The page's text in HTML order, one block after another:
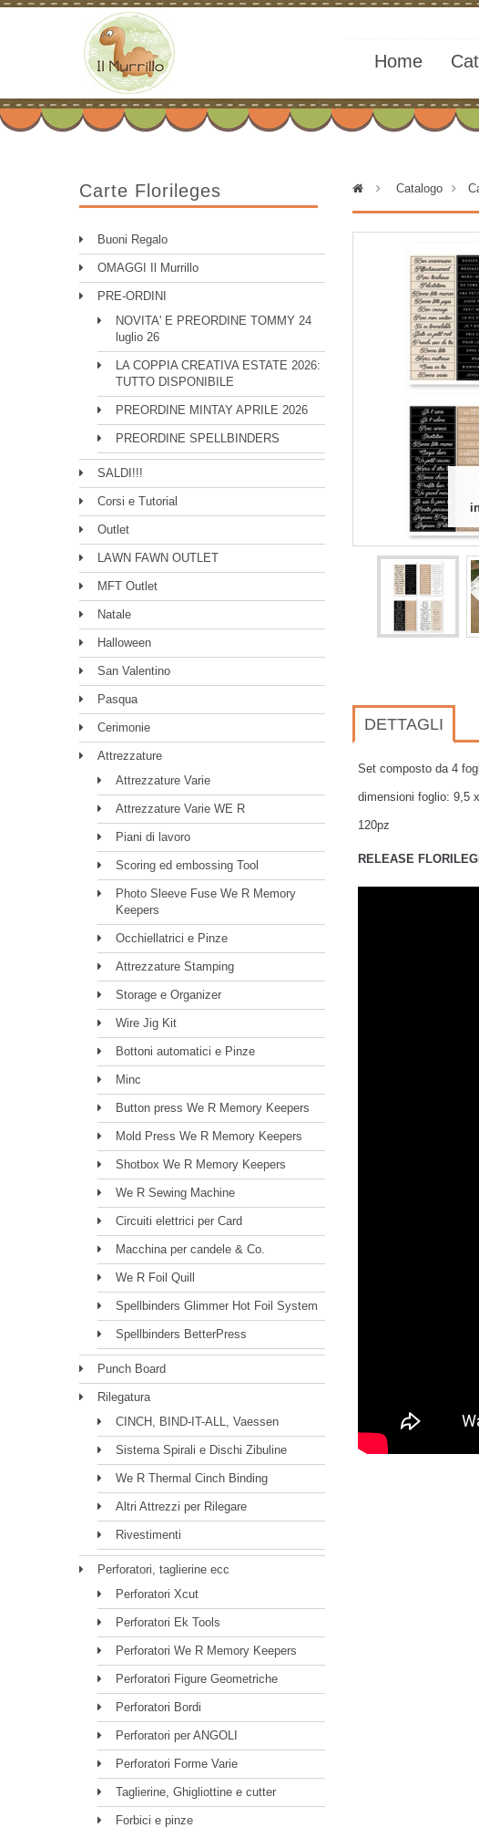
Home
Carte Florileges
Buoni Regalo
OMAGGI Il Murrillo
PRE-ORDINI
NOVITA' E PREORDINE TOMMY 24
luglio 26
LA COPPIA CREATIVA ESTATE 2026:
TUTTO DISPONIBILE
PREORDINE MINTAY APRILE 2026
PREORDINE SPELLBINDERS
SALDI!!!
Corsi e Tutorial
Outlet
LAWN FAWN OUTLET
MFT Outlet
Natale
Halloween
San Valentino
Pasqua
Cerimonie
Attrezzature
Attrezzature Varie
Attrezzature Varie WE R
Piani di lavoro
Scoring ed embossing Tool
Photo Sleeve Fuse We R Memory
Keepers
Occhiellatrici e Pinze
Attrezzature Stamping
Storage e Organizer
Wire Jig Kit
Bottoni automatici e Pinze
Minc
Button press We R Memory Keepers
Mold Press We R Memory Keepers
Shotbox We R Memory Keepers
We R Sewing Machine
Circuiti elettrici per Card
Macchina per candele & Co.
We R Foil Quill
Spellbinders Glimmer Hot Foil System
Spellbinders BetterPress
Punch Board
Rilegatura
CINCH, BIND-IT-ALL, Vaessen
Sistema Spirali e Dischi Zibuline
We R Thermal Cinch Binding
Altri Attrezzi per Rilegare
Rivestimenti
Perforatori, taglierine ecc
Perforatori Xcut
Perforatori Ek Tools
Perforatori We R Memory Keepers
Perforatori Figure Geometriche
Perforatori Bordi
Perforatori per ANGOLI
Perforatori Forme Varie
Taglierine, Ghigliottine e cutter
Forbici e pinze
> Catalogo >
DETTAGLI
Set composto da 4
dimensioni foglio: 9,5
120pz
RELEASE